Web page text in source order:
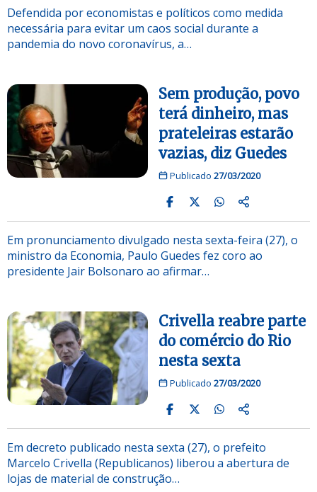
Defendida por economistas e políticos como medida
necessária para evitar um caos social durante a
pandemia do novo coronavírus, a…
Sem produção, povo
terá dinheiro, mas
prateleiras estarão
vazias, diz Guedes
Publicado 27/03/2020
Em pronunciamento divulgado nesta sexta-feira (27), o
ministro da Economia, Paulo Guedes fez coro ao
presidente Jair Bolsonaro ao afirmar…
Crivella reabre parte
do comércio do Rio
nesta sexta
Publicado 27/03/2020
Em decreto publicado nesta sexta (27), o prefeito
Marcelo Crivella (Republicanos) liberou a abertura de
lojas de material de construção…